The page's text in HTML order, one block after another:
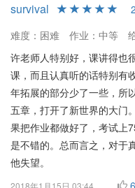
survival
难度：困难
作业：中等
许老师人特别好，课讲得也
课，而且认真听的话特别有
年拓展的部分少了一些，所
五章，打开了新世界的大门
果把作业都做好了，考试上
是不错的。总而言之，对于
他失望。